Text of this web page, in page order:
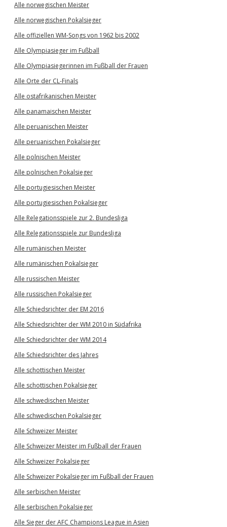
Alle norwegischen Meister
Alle norwegischen Pokalsieger
Alle offiziellen WM-Songs von 1962 bis 2002
Alle Olympiasieger im Fußball
Alle Olympiasiegerinnen im Fußball der Frauen
Alle Orte der CL-Finals
Alle ostafrikanischen Meister
Alle panamaischen Meister
Alle peruanischen Meister
Alle peruanischen Pokalsieger
Alle polnischen Meister
Alle polnischen Pokalsieger
Alle portugiesischen Meister
Alle portugiesischen Pokalsieger
Alle Relegationsspiele zur 2. Bundesliga
Alle Relegationsspiele zur Bundesliga
Alle rumänischen Meister
Alle rumänischen Pokalsieger
Alle russischen Meister
Alle russischen Pokalsieger
Alle Schiedsrichter der EM 2016
Alle Schiedsrichter der WM 2010 in Südafrika
Alle Schiedsrichter der WM 2014
Alle Schiedsrichter des Jahres
Alle schottischen Meister
Alle schottischen Pokalsieger
Alle schwedischen Meister
Alle schwedischen Pokalsieger
Alle Schweizer Meister
Alle Schweizer Meister im Fußball der Frauen
Alle Schweizer Pokalsieger
Alle Schweizer Pokalsieger im Fußball der Frauen
Alle serbischen Meister
Alle serbischen Pokalsieger
Alle Sieger der AFC Champions League in Asien